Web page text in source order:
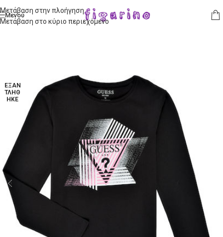
Μετάβαση στην πλοήγηση
Μετάβαση στο κύριο περιεχόμενο
Μενού
ΕΞΑΝ
ΤΛΉΘ
ΗΚΕ